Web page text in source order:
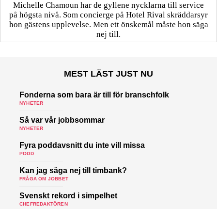
Michelle Chamoun har de gyllene nycklarna till service
på högsta nivå. Som concierge på Hotel Rival skräddarsyr
hon gästens upp­levelse. Men ett önskemål måste hon säga
nej till.
MEST LÄST JUST NU
Fonderna som bara är till för branschfolk
NYHETER
Så var vår jobbsommar
NYHETER
Fyra poddavsnitt du inte vill missa
PODD
Kan jag säga nej till timbank?
FRÅGA OM JOBBET
Svenskt rekord i simpelhet
CHEFREDAKTÖREN